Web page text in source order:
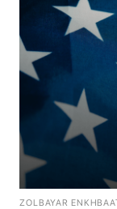
ZOLBAYAR